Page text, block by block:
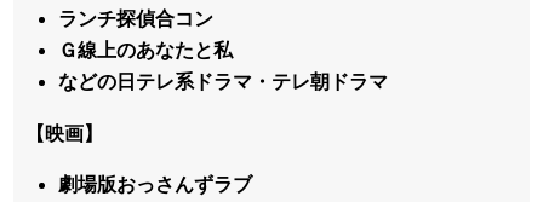
ランチ探偵合コン
Ｇ線上のあなたと私
などの日テレ系ドラマ・テレ朝ドラマ
【映画】
劇場版おっさんずラブ